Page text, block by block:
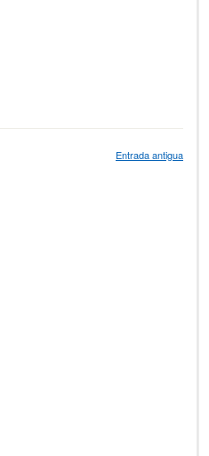
Entrada antigua